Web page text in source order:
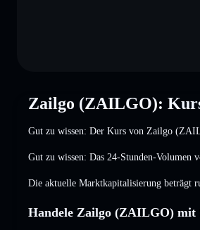
Zailgo (ZAILGO):
Gut zu wissen: Der Kurs von Zailgo
Gut zu wissen: Das 24-Stunden-
Die aktuelle Marktkapitalisierung beträgt
Handele Zailgo (ZAILGO) mit